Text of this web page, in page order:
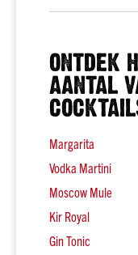
Chili
Alle
Druif
Pinot
Blanc
ONTDEK
AANTAL
Margarita
Vodka Martini
Moscow Mule
Kir Royal
Gin Tonic